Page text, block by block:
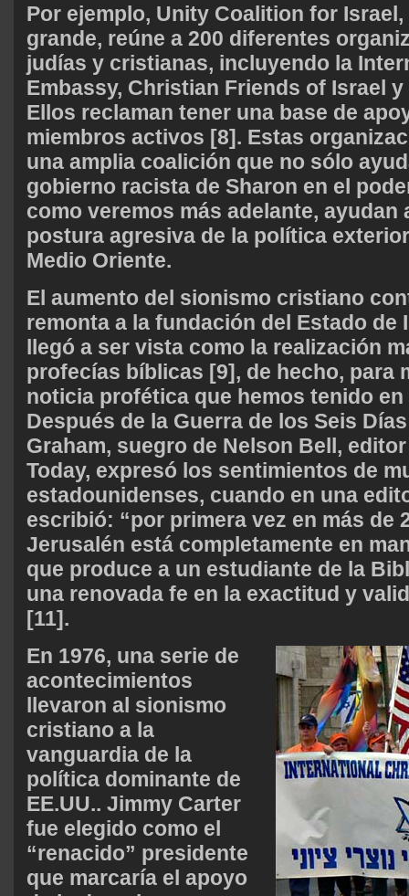
Por ejemplo, Unity Coalition for Israel,
grande, reúne a 200 diferentes
judías y cristianas, incluyendo la
Embassy, Christian Friends of Israel
Ellos reclaman tener una base de
miembros activos [8]. Estas
una amplia coalición que no sólo
gobierno racista de Sharon en el
como veremos más adelante, ayudan
postura agresiva de la política
Medio Oriente.
El aumento del sionismo cristiano
remonta a la fundación del Estado de
llegó a ser vista como la realización
profecías bíblicas [9], de hecho, para
noticia profética que hemos tenido en
Después de la Guerra de los Seis
Graham, suegro de Nelson Bell,
Today, expresó los sentimientos de
estadounidenses, cuando en una
escribió: “por primera vez en más de
Jerusalén está completamente en
que produce a un estudiante de la
una renovada fe en la exactitud y
[11].
En 1976, una serie de
acontecimientos
llevaron al sionismo
cristiano a la
vanguardia de la
política dominante de
EE.UU.. Jimmy Carter
fue elegido como el
“renacido” presidente
que marcaría el apoyo